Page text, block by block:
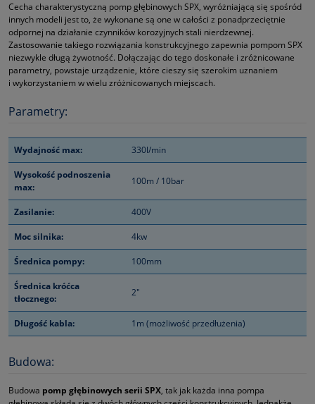
Cecha charakterystyczną pomp głębinowych SPX, wyróżniającą się spośród
innych modeli jest to, że wykonane są one w całości z ponadprzeciętnie
odpornej na działanie czynników korozyjnych stali nierdzewnej.
Zastosowanie takiego rozwiązania konstrukcyjnego zapewnia pompom SPX
niezwykle długą żywotność. Dołączając do tego doskonałe i zróżnicowane
parametry, powstaje urządzenie, które cieszy się szerokim uznaniem
i wykorzystaniem w wielu zróżnicowanych miejscach.
Parametry:
Wydajność max: 330l/min
Wysokość podnoszenia
max:
100m / 10bar
Zasilanie: 400V
Moc silnika: 4kw
Średnica pompy: 100mm
Średnica króćca
tłocznego:
2"
Długość kabla: 1m (możliwość przedłużenia)
Budowa:
Budowa pomp głębinowych serii SPX, tak jak każda inna pompa